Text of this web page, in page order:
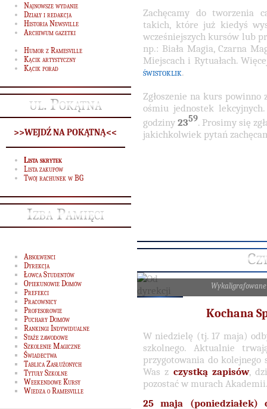
Najnowsze wydanie
Działy i redakcja
Historia Newsville
Archiwum gazetki
Humor z Ramesville
Kącik artystyczny
Kącik porad
ul. Pokątna
>>WEJDŹ NA POKĄTNĄ<<
Lista skrytek
Lista zakupów
Twój rachunek w BG
Izba Pamięci
Absolwenci
Dyrekcja
Łowca Studentów
Opiekunowie Domów
Prefekci
Pracownicy
Profesorowie
Puchary Domów
Rankingi Indywidualne
Staże zawodowe
Szkolenie Magiczne
Świadectwa
Tablica Zasłużonych
Tytuły Szkolne
Weekendowe Kursy
Wiedza o Ramesville
Zachęcamy do tworzenia
takich, które już kiedyś
wcześniejszych kursów lub
np.: Biała Magia, Czarna
Miejscach i Rytuałach.
świstoklik.
Zgłoszenie na kurs powinno
ośmiu jednostek
godziny 2359. Prosimy się
jakichkolwiek pytań
Kochana
W niedzielę (tj. 17 maja)
szkolnego. Aktualnie
przygotowania do
Was z czystką zapisów,
pozostać w murach
25 maja (poniedziałek)